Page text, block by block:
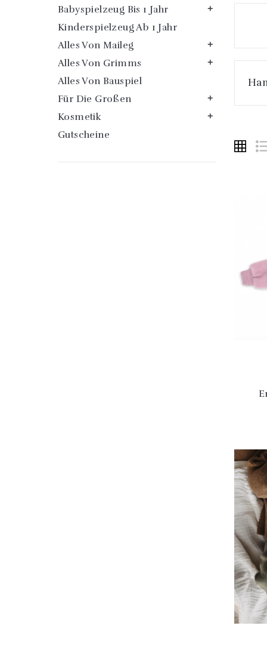
Babyspielzeug Bis 1 Jahr

Kinderspielzeug Ab 1 Jahr
Alles Von Maileg

Alles Von Grimms 
Alles Von Bauspiel
Für Die Großen

Kosmetik 
Gutscheine